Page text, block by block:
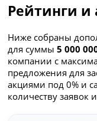
Рейтинги и
Ниже собраны
для суммы5 000
компании с
предложения для
акциями под 0% и
количеству заявок